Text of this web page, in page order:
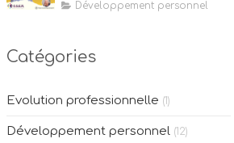
mieux avancer
Développement personnel
Catégories
Evolution professionnelle (1)
Développement personnel (12)